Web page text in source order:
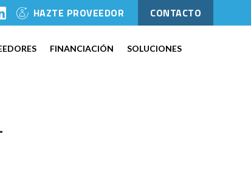
HAZTE PROVEEDOR CONTACTO
FINANCIACIÓN SOLUCIONES